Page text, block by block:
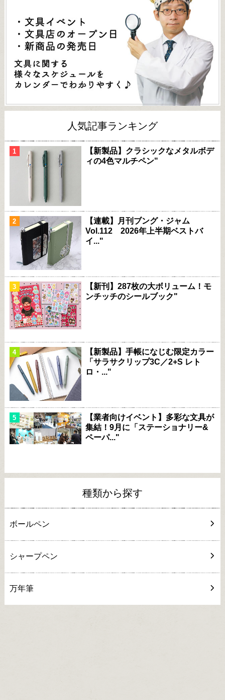
人気記事ランキング
【新製品】クラシックなメタルボデ
ィの4色マルチペン"
【連載】月刊ブング・ジャム
Vol.112 2026年上半期ベストバ
イ..."
【新刊】287枚の大ボリューム！モ
ンチッチのシールブック"
【新製品】手帳になじむ限定カラー
「サラサクリップ3C／2+S レト
ロ・..."
【業者向けイベント】多彩な文具が
集結！9月に「ステーショナリー&
ペーパ..."
種類から探す
ボールペン
シャープペン
万年筆